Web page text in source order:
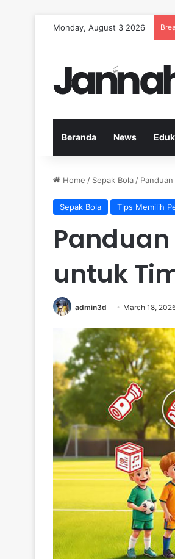
Monday, August 3 2026
Beranda News
Home / Sepak Bola /
Sepak Bola Tips Memilih
untuk
admin3d March 18,